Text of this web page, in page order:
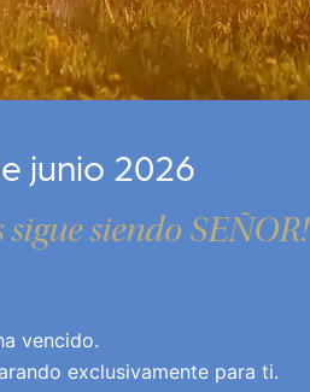
junio 2026
siendo SEÑOR!
vencido.
exclusivamente para ti.